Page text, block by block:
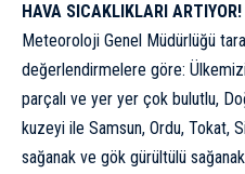
HAVA SICAKLIKLARI ARTIYOR!
Meteoroloji Genel Müdürlüğü
değerlendirmelere göre:
parçalı ve yer yer çok bulutlu,
kuzeyi ile Samsun, Ordu, Tokat,
sağanak ve gök gürültülü